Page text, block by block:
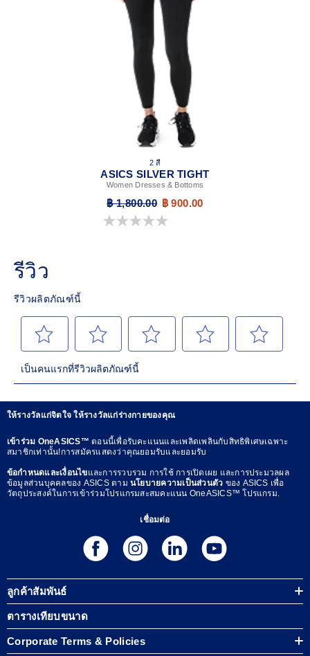
2 สี
ASICS SILVER TIGHT
Women Dresses & Bottoms
฿ 1,800.00 ฿ 900.00
0.0 จาก 5 ดาว
ให้รางวัลแก่จิตใจ ให้รางวัลแก่ร่างกายของคุณ
เข้าร่วม OneASICS™ตอนนี้เพื่อรับคะแนนและเพลิดเพลินกับสิทธิพิเศษเฉพาะ
สมาชิกเท่านั้น!การสมัครแสดงว่าคุณยอมรับและยอมรับ
ข้อกำหนดและเงื่อนไขและการรวบรวม การใช้ การเปิดเผย และการประมวลผล
ข้อมูลส่วนบุคคลของ ASICS ตาม นโยบายความเป็นส่วนตัว ของ ASICS เพื่อ
วัตถุประสงค์ในการเข้าร่วมโปรแกรมสะสมคะแนน OneASICS™ โปรแกรม.
เชื่อมต่อ
ลูกค้าสัมพันธ์
ตารางเทียบขนาด
Corporate Terms & Policies